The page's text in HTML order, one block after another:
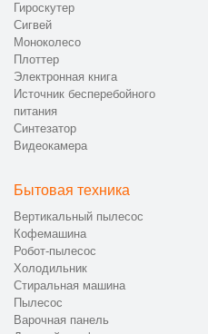
Гироскутер
Сигвей
Моноколесо
Плоттер
Электронная книга
Источник бесперебойного
питания
Синтезатор
Видеокамера
Бытовая техника
Вертикальный пылесос
Кофемашина
Робот-пылесос
Холодильник
Стиральная машина
Пылесос
Варочная панель